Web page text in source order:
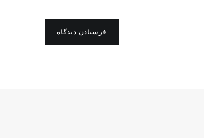
فرستادن دیدگاه